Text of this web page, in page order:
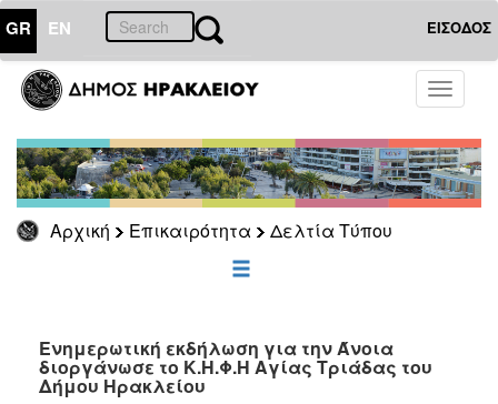
GR EN ΕΙΣΟΔΟΣ
Toggle
Αρχική Επικαιρότητα Δελτία Τύπου
ΕΠΙΚΑΙΡΟΤΗΤΑ
Τύπου
Αρχείο
ΕΠΙΣΚΕΠΤΗΣ
ΗΡΑΚΛΕΙΟ
Ενημερωτική εκδήλωση για την Άνοια
διοργάνωσε το Κ.Η.Φ.Η Αγίας Τριάδας του
Δήμου Ηρακλείου